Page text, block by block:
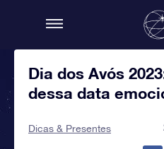
Dia dos Avós
dessa data
Dicas & Presentes